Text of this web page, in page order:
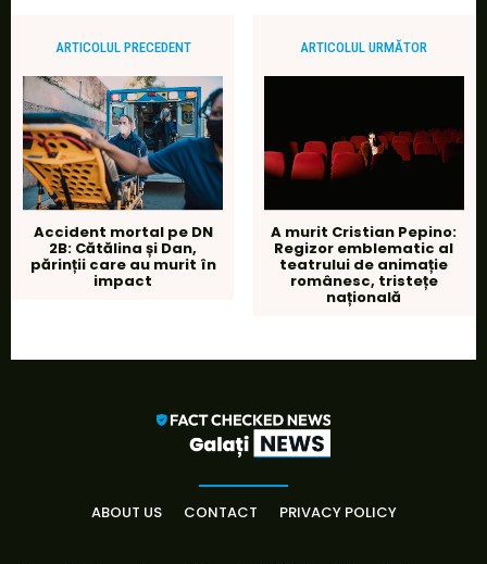
ARTICOLUL PRECEDENT
Accident mortal pe DN
2B: Cătălina și Dan,
părinții care au murit în
impact
ARTICOLUL URMĂTOR
A murit Cristian Pepino:
Regizor emblematic al
teatrului de animație
românesc, tristețe
națională
ABOUT US CONTACT PRIVACY POLICY